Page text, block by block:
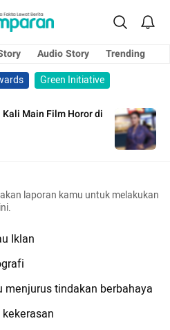
Audio Story
Trending
Green Initiative
Main Film Horor di
laporan kamu untuk melakukan
Iklan
menjurus tindakan berbahaya